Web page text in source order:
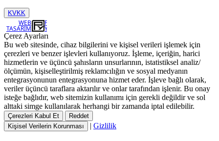
KVKK
WEB
TASARIM
Çerez Ayarları
Bu web sitesinde, cihaz bilgilerini ve kişisel verileri işlemek için
çerezleri ve benzer işlevleri kullanıyoruz. İşleme, içeriğin, harici
hizmetlerin ve üçüncü şahısların unsurlarının, istatistiksel analiz/
ölçümün, kişiselleştirilmiş reklamcılığın ve sosyal medyanın
entegrasyonunun entegrasyonuna hizmet eder. İşleve bağlı olarak,
veriler üçüncü taraflara aktarılır ve onlar tarafından işlenir. Bu onay
isteğe bağlıdır, web sitemizin kullanımı için gerekli değildir ve sol
alttaki simge kullanılarak herhangi bir zamanda iptal edilebilir.
Çerezleri Kabul Et
Reddet
Kişisel Verilerin Korunması
| Gizlilik